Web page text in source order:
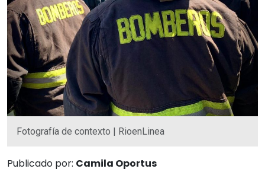
Fotografía de contexto | RioenLinea
Publicado por: Camila Oportus